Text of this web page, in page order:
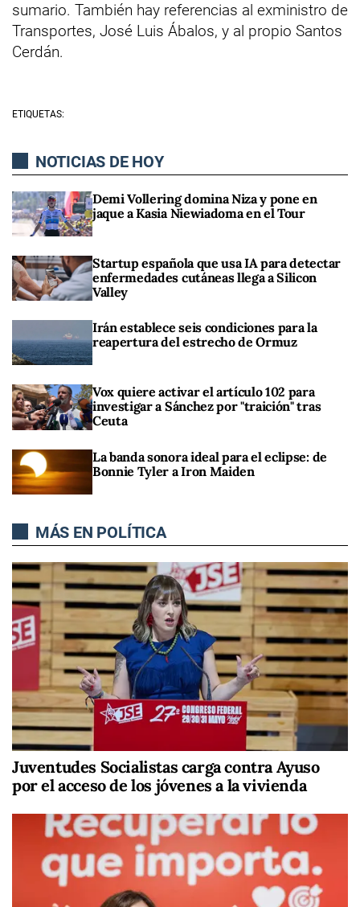
sumario. También hay referencias al exministro de
Transportes, José Luis Ábalos, y al propio Santos
Cerdán.
ETIQUETAS:
NOTICIAS DE HOY
Demi Vollering domina Niza y pone en
jaque a Kasia Niewiadoma en el Tour
Startup española que usa IA para detectar
enfermedades cutáneas llega a Silicon
Valley
Irán establece seis condiciones para la
reapertura del estrecho de Ormuz
Vox quiere activar el artículo 102 para
investigar a Sánchez por "traición" tras
Ceuta
La banda sonora ideal para el eclipse: de
Bonnie Tyler a Iron Maiden
MÁS EN POLÍTICA
Juventudes Socialistas carga contra Ayuso
por el acceso de los jóvenes a la vivienda